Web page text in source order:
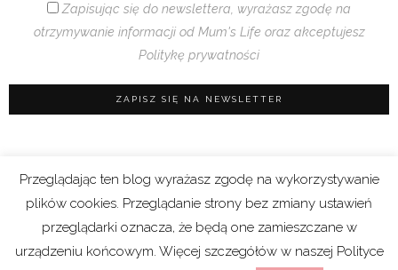
Zapisując się do newslettera, wyrażasz zgodę na
otrzymywanie informacji od Mum's Life oraz akceptujesz
Politykę prywatności
Regulamin sklepu |Polityka prywatności (RODO)
|Cookies
Przeglądając ten blog wyrażasz zgodę na wykorzystywanie
plików cookies. Przeglądanie strony bez zmiany ustawień
przeglądarki oznacza, że będą one zamieszczane w
urządzeniu końcowym. Więcej szczegółów w naszej Polityce